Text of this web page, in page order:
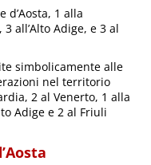
d’Aosta, 1 alla
all’Alto Adige, e 3 al
simbolicamente alle
nel territorio
2 al Venerto, 1 alla
Adige e 2 al Friuli